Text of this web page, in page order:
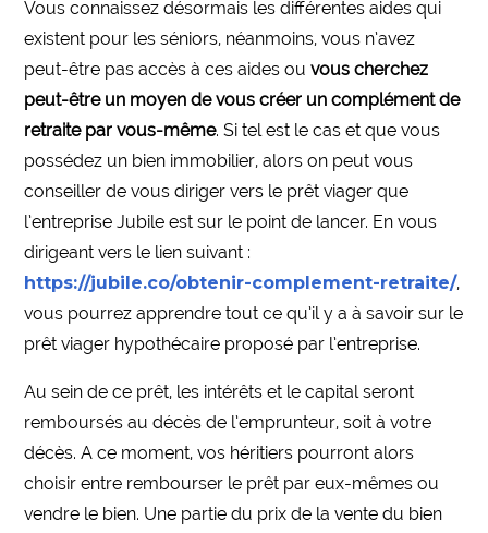
Vous connaissez désormais les différentes aides qui
existent pour les séniors, néanmoins, vous n’avez
peut-être pas accès à ces aides ouvous cherchez
peut-être un moyen de vous créer un complément de
retraite par vous-même. Si tel est le cas et que vous
possédez un bien immobilier, alors on peut vous
conseiller de vous diriger vers le prêt viager que
l’entreprise Jubile est sur le point de lancer. En vous
dirigeant vers le lien suivant :
https://jubile.co/obtenir-complement-retraite/,
vous pourrez apprendre tout ce qu’il y a à savoir sur le
prêt viager hypothécaire proposé par l’entreprise.
Au sein de ce prêt, les intérêts et le capital seront
remboursés au décès de l’emprunteur, soit à votre
décès. A ce moment, vos héritiers pourront alors
choisir entre rembourser le prêt par eux-mêmes ou
vendre le bien. Une partie du prix de la vente du bien